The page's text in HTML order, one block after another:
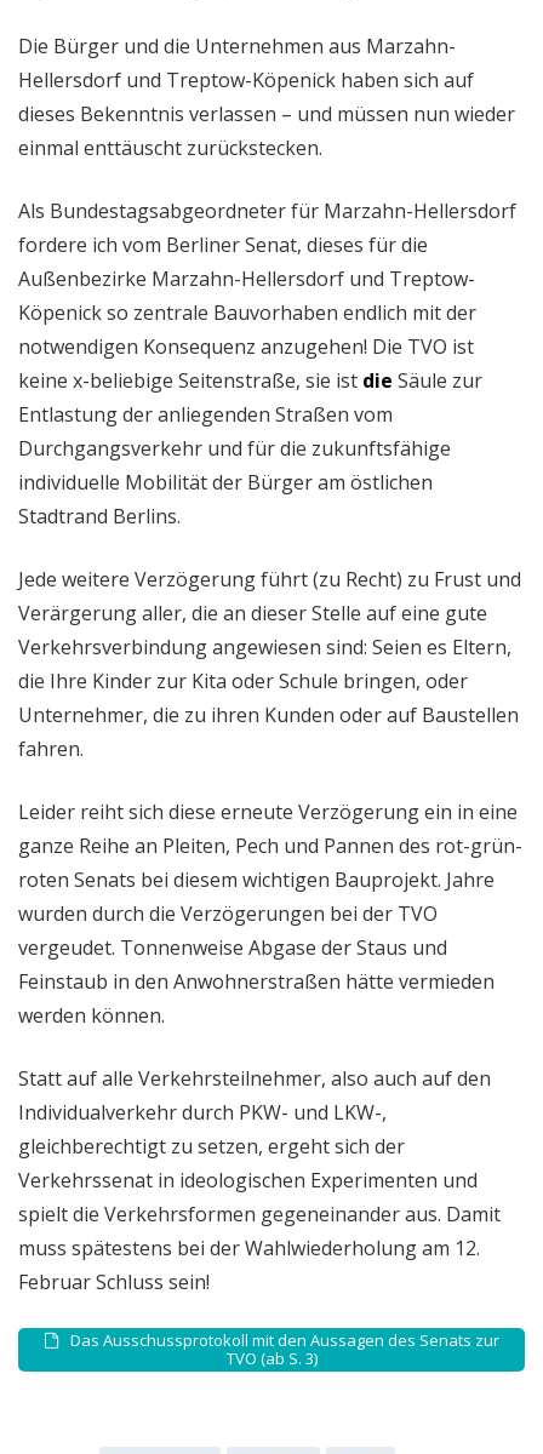
Die Bürger und die Unternehmen aus Marzahn-
Hellersdorf und Treptow-Köpenick haben sich auf
dieses Bekenntnis verlassen – und müssen nun wieder
einmal enttäuscht zurückstecken.
Als Bundestagsabgeordneter für Marzahn-Hellersdorf
fordere ich vom Berliner Senat, dieses für die
Außenbezirke Marzahn-Hellersdorf und Treptow-
Köpenick so zentrale Bauvorhaben endlich mit der
notwendigen Konsequenz anzugehen! Die TVO ist
keine x-beliebige Seitenstraße, sie ist die Säule zur
Entlastung der anliegenden Straßen vom
Durchgangsverkehr und für die zukunftsfähige
individuelle Mobilität der Bürger am östlichen
Stadtrand Berlins.
Jede weitere Verzögerung führt (zu Recht) zu Frust und
Verärgerung aller, die an dieser Stelle auf eine gute
Verkehrsverbindung angewiesen sind: Seien es Eltern,
die Ihre Kinder zur Kita oder Schule bringen, oder
Unternehmer, die zu ihren Kunden oder auf Baustellen
fahren.
Leider reiht sich diese erneute Verzögerung ein in eine
ganze Reihe an Pleiten, Pech und Pannen des rot-grün-
roten Senats bei diesem wichtigen Bauprojekt. Jahre
wurden durch die Verzögerungen bei der TVO
vergeudet. Tonnenweise Abgase der Staus und
Feinstaub in den Anwohnerstraßen hätte vermieden
werden können.
Statt auf alle Verkehrsteilnehmer, also auch auf den
Individualverkehr durch PKW- und LKW-,
gleichberechtigt zu setzen, ergeht sich der
Verkehrssenat in ideologischen Experimenten und
spielt die Verkehrsformen gegeneinander aus. Damit
muss spätestens bei der Wahlwiederholung am 12.
Februar Schluss sein!
Das Ausschussprotokoll mit den Aussagen des Senats zur
TVO (ab S. 3)